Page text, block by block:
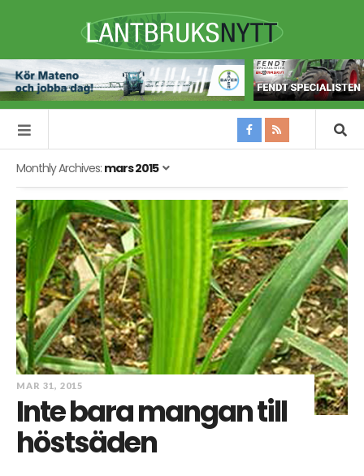
Monthly Archives: mars 2015
MAR 31, 2015
Inte bara mangan till
höstsäden